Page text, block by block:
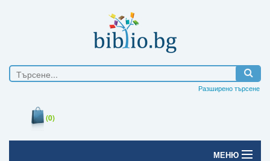
Разширено търсене
(0)
МЕНЮ